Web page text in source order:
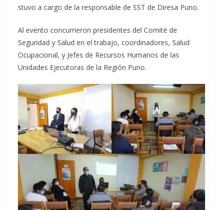
stuvo a cargo de la responsable de SST de Diresa Puno.
Al evento concurrieron presidentes del Comité de
Seguridad y Salud en el trabajo, coordinadores, Salud
Ocupacional, y Jefes de Recursos Humanos de las
Unidades Ejecutoras de la Región Puno.